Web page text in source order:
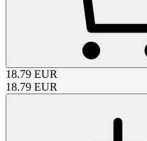
18.79 EUR
18.79 EUR